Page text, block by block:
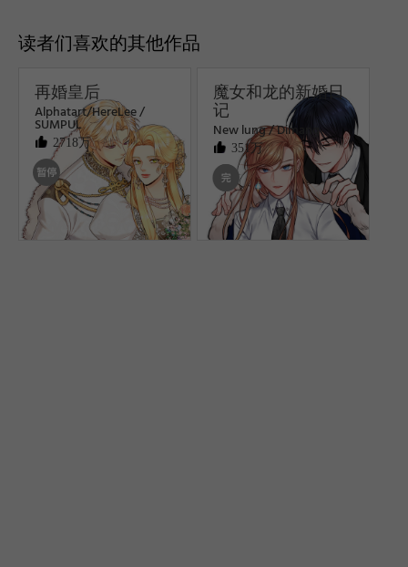
读者们喜欢的其他作品
再婚皇后
Alphatart/HereLee /
SUMPUL
2718万
魔女和龙的新婚日
记
New lung / Dimang
351万